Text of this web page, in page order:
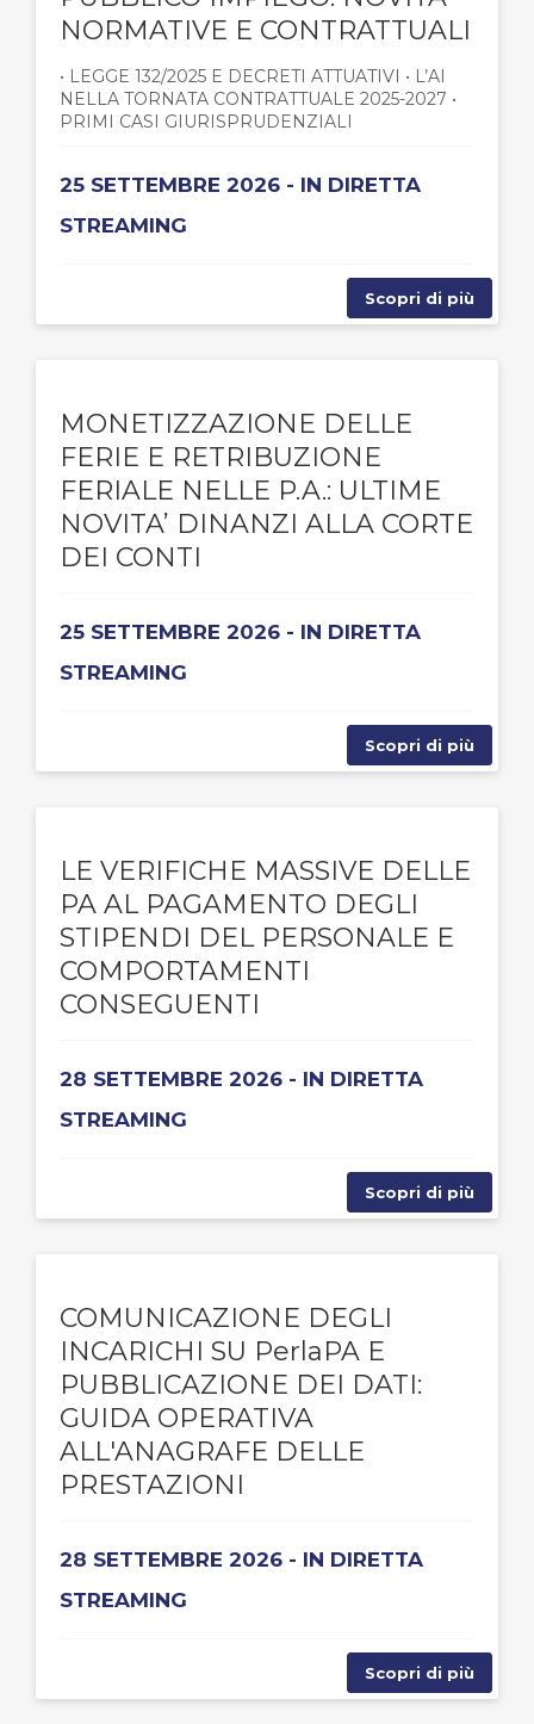
NORMATIVE E CONTRATTUALI
• LEGGE 132/2025 E DECRETI ATTUATIVI • L’AI
NELLA TORNATA CONTRATTUALE 2025-2027 •
PRIMI CASI GIURISPRUDENZIALI
25 SETTEMBRE 2026 - IN DIRETTA
STREAMING
Scopri di più
MONETIZZAZIONE DELLE
FERIE E RETRIBUZIONE
FERIALE NELLE P.A.: ULTIME
NOVITA’ DINANZI ALLA CORTE
DEI CONTI
25 SETTEMBRE 2026 - IN DIRETTA
STREAMING
Scopri di più
LE VERIFICHE MASSIVE DELLE
PA AL PAGAMENTO DEGLI
STIPENDI DEL PERSONALE E
COMPORTAMENTI
CONSEGUENTI
28 SETTEMBRE 2026 - IN DIRETTA
STREAMING
Scopri di più
COMUNICAZIONE DEGLI
INCARICHI SU PerlaPA E
PUBBLICAZIONE DEI DATI:
GUIDA OPERATIVA
ALL'ANAGRAFE DELLE
PRESTAZIONI
28 SETTEMBRE 2026 - IN DIRETTA
STREAMING
Scopri di più